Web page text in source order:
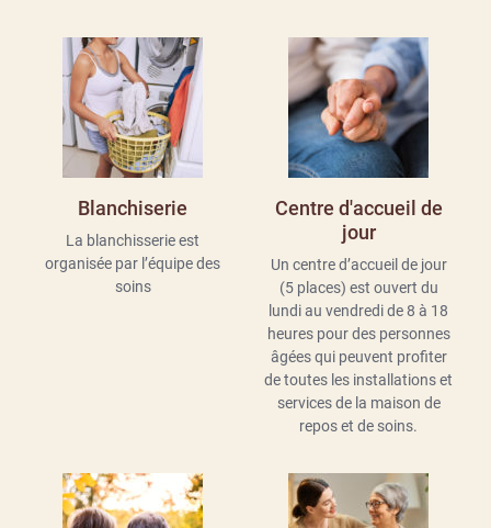
Blanchiserie
La blanchisserie est
organisée par l’équipe des
soins
Centre d'accueil de
jour
Un centre d’accueil de jour
(5 places) est ouvert du
lundi au vendredi de 8 à 18
heures pour des personnes
âgées qui peuvent profiter
de toutes les installations et
services de la maison de
repos et de soins.